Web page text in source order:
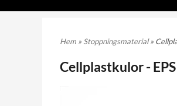
Hem » Stoppningsmaterial»
Cellplastkulor -